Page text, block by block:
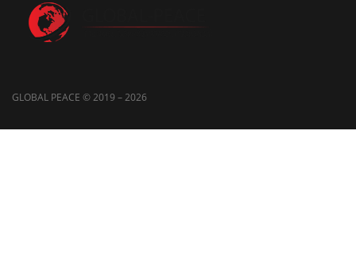
GLOBAL PEACE © 2019 – 2026